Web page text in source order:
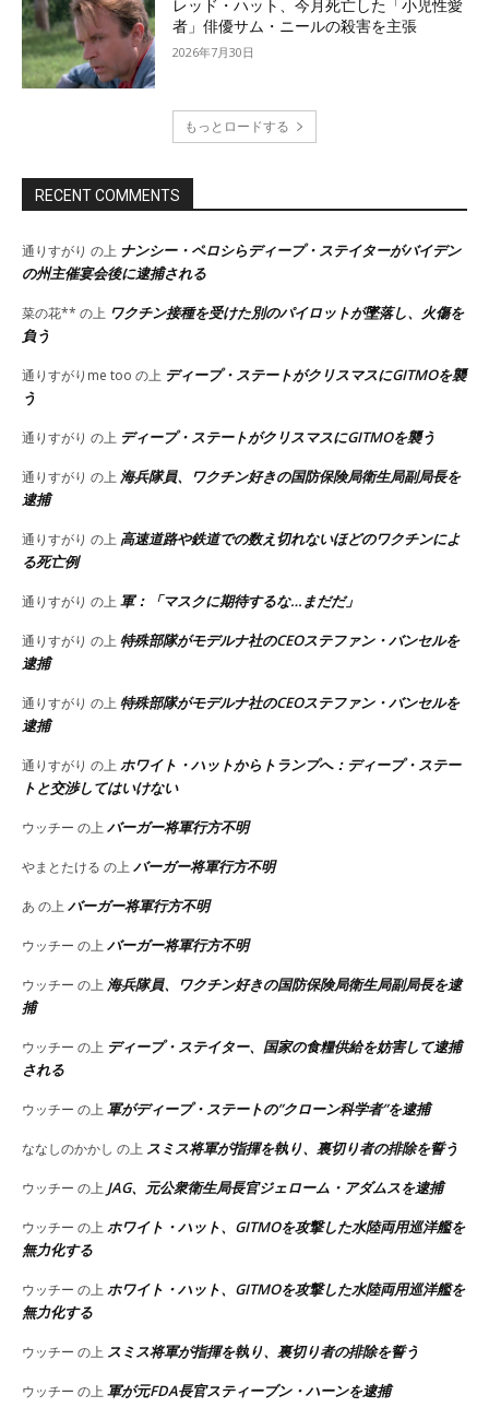
レッド・ハット、今月死亡した「小児性愛
者」俳優サム・ニールの殺害を主張
2026年7月30日
もっとロードする
RECENT COMMENTS
通りすがり の上 ナンシー・ペロシらディープ・ステイターがバイデン
の州主催宴会後に逮捕される
菜の花** の上 ワクチン接種を受けた別のパイロットが墜落し、火傷を
負う
通りすがりme too の上 ディープ・ステートがクリスマスにGITMOを襲
う
通りすがり の上 ディープ・ステートがクリスマスにGITMOを襲う
通りすがり の上 海兵隊員、ワクチン好きの国防保険局衛生局副局長を
逮捕
通りすがり の上 高速道路や鉄道での数え切れないほどのワクチンによ
る死亡例
通りすがり の上軍：「マスクに期待するな…まだだ」
通りすがり の上特殊部隊がモデルナ社のCEOステファン・バンセルを
逮捕
通りすがり の上特殊部隊がモデルナ社のCEOステファン・バンセルを
逮捕
通りすがり の上ホワイト・ハットからトランプへ：ディープ・ステー
トと交渉してはいけない
ウッチー の上バーガー将軍行方不明
やまとたける の上バーガー将軍行方不明
あ の上バーガー将軍行方不明
ウッチー の上バーガー将軍行方不明
ウッチー の上 海兵隊員、ワクチン好きの国防保険局衛生局副局長を逮
捕
ウッチー の上 ディープ・ステイター、国家の食糧供給を妨害して逮捕
される
ウッチー の上軍がディープ・ステートの”クローン科学者”を逮捕
ななしのかかし の上 スミス将軍が指揮を執り、裏切り者の排除を誓う
ウッチー の上 JAG、元公衆衛生局長官ジェローム・アダムスを逮捕
ウッチー の上ホワイト・ハット、GITMOを攻撃した水陸両用巡洋艦を
無力化する
ウッチー の上ホワイト・ハット、GITMOを攻撃した水陸両用巡洋艦を
無力化する
ウッチー の上 スミス将軍が指揮を執り、裏切り者の排除を誓う
ウッチー の上軍が元FDA長官スティーブン・ハーンを逮捕